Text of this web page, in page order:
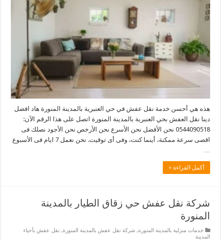
هذه هي أحسن خدمة نقل عفش في حي العنبرية بالمدينة المنورة هاد افضل
دينا نقل العفش بحي العنبرية بالمدينة المنورة اتصل على هذا الرقم الآن:
0544090518 نحن الأفضل نحن الأسرع نحن الأرخص نحن الأجود نصلك فى
اقصى سرعة ممكنة، أينما كنت، وفى أى توقيت. نحن نعمل 7 ايام فى الأسبوع
أكمل القراءة »
شركة نقل عفش حي زقاق الطيار بالمدينة
المنورة
خدمات منزلية بالمدينة المنورة,شركة نقل عفش بالمدينة المنورة, نقل عفش بأحياء
المدينة